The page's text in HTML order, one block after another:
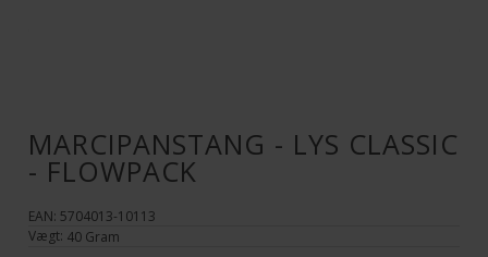
MARCIPANSTANG - LYS CLASSIC
- FLOWPACK
EAN: 5704013-10113
Vægt: 40 Gram